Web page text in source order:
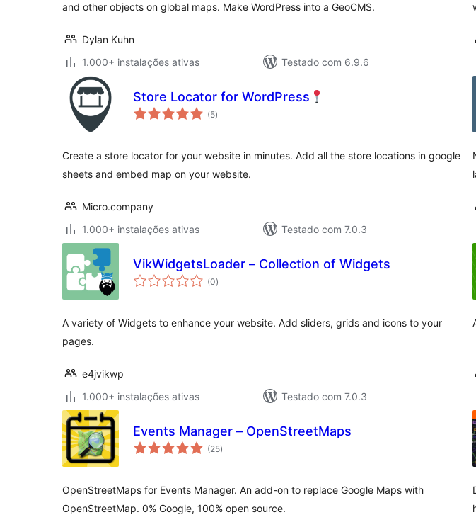
and other objects on global maps. Make WordPress into a GeoCMS.
Dylan Kuhn
1.000+ instalações ativas
Testado com 6.9.6
Store Locator for WordPress
(5avaliações
totais
)
Create a store locator for your website in minutes. Add all the store locations in google
sheets and embed map on your website.
Micro.company
1.000+ instalações ativas
Testado com 7.0.3
VikWidgetsLoader – Collection of Widgets
(0avaliações
totais
)
A variety of Widgets to enhance your website. Add sliders, grids and icons to your
pages.
e4jvikwp
1.000+ instalações ativas
Testado com 7.0.3
Events Manager – OpenStreetMaps
(25avaliações
totais
)
OpenStreetMaps for Events Manager. An add-on to replace Google Maps with
OpenStreetMap. 0% Google, 100% open source.